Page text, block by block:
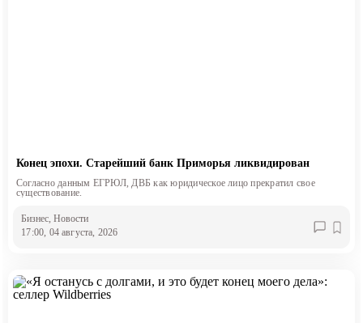
Конец эпохи. Старейший банк Приморья ликвидирован
Согласно данным ЕГРЮЛ, ДВБ как юридическое лицо прекратил свое
существование.
Бизнес , Новости
17:00, 04 августа, 2026